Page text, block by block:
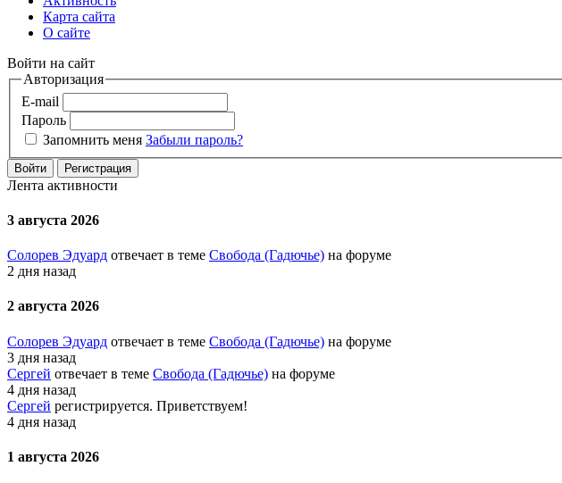
Карта сайта
О сайте
Войти на сайт
Авторизация
E-mail
Пароль
Запомнить меня Забыли пароль?
Войти Регистрация
Лента активности
3 августа 2026
Солорев Эдуард отвечает в теме Свобода (Гадючье) на форуме
2 дня назад
2 августа 2026
Солорев Эдуард отвечает в теме Свобода (Гадючье) на форуме
3 дня назад
Сергей отвечает в теме Свобода (Гадючье) на форуме
4 дня назад
Сергей регистрируется. Приветствуем!
4 дня назад
1 августа 2026